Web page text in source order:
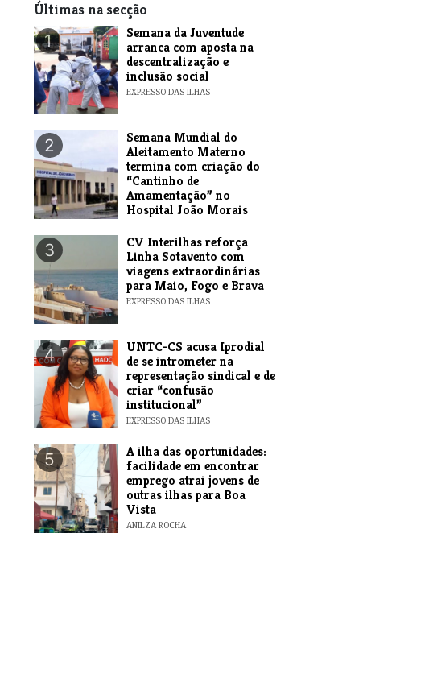
Últimas na secção
1
Semana da Juventude
arranca com aposta na
descentralização e
inclusão social
EXPRESSO DAS ILHAS
2
Semana Mundial do
Aleitamento Materno
termina com criação do
“Cantinho de
Amamentação” no
Hospital João Morais
3
​CV Interilhas reforça
Linha Sotavento com
viagens extraordinárias
para Maio, Fogo e Brava
EXPRESSO DAS ILHAS
4
UNTC-CS acusa Iprodial
de se intrometer na
representação sindical e de
criar “confusão
institucional”
EXPRESSO DAS ILHAS
5
A ilha das oportunidades:
facilidade em encontrar
emprego atrai jovens de
outras ilhas para Boa
Vista
ANILZA ROCHA